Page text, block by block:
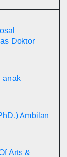
Doktor
anak
Ambilan
Arts &